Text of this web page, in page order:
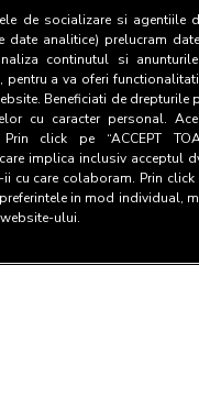
de socializare si agentiile
date analitice) prelucram
continutul si
a va oferi
Beneficiati de drepturile
cu caracter personal.
click pe “ACCEPT
implica inclusiv acceptul
care colaboram. Prin click
in mod individual,
ului.